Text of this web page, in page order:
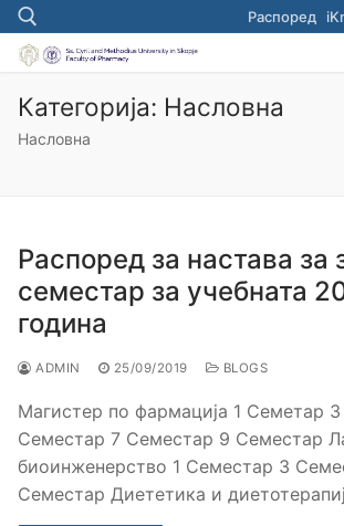
Skip
to
content
Search for:
Распоред
Категорија: Насловна
Насловна
Распоред за настава за
семестар за учебната
година
ADMIN 25/09/2019 BLOGS
Магистер по фармација 1 Семетар
Семестар 7 Семестар 9 Семестар
биоинженерство 1 Семестар 3
Семестар Диететика и